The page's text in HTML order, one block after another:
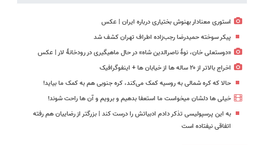
استوری معنادار بهنوش بختیاری درباره ایران | عکس
پیکر سوخته حمیدرضا رجب‌زاده اطراف تهران کشف شد
«دوستعلی خان، نوۀ ناصرالدین شاه» در حال ماهیگیری در رودخانۀ لار | عکس
اخراج بالاتر از ۲۰ ساله ها از خیابان ها + اینفوگرافیک
حالا که کره شمالی به روسیه کمک می‌کند، کره جنوبی هم به کمک ما بیاید!
خیلی ها دلشان میخواست ما استعفا بدهیم و برویم و آن ها راحت شوند!
به این پرسپولیسی تذکر دادم ادبیاتش را درست کند | بزرگتر از رضاییان هم رفته
اتفاقی نیفتاده است